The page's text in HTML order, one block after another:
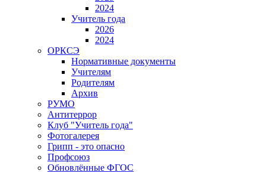
2024
Учитель года
2026
2024
ОРКСЭ
Нормативные документы
Учителям
Родителям
Архив
РУМО
Антитеррор
Клуб "Учитель года"
Фотогалерея
Грипп - это опасно
Профсоюз
Обновлённые ФГОС